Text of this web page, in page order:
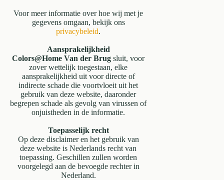
Voor meer informatie over hoe wij met je
gegevens omgaan, bekijk ons
privacybeleid.
Aansprakelijkheid
Colors@Home Van der Brug sluit, voor
zover wettelijk toegestaan, elke
aansprakelijkheid uit voor directe of
indirecte schade die voortvloeit uit het
gebruik van deze website, daaronder
begrepen schade als gevolg van virussen of
onjuistheden in de informatie.
Toepasselijk recht
Op deze disclaimer en het gebruik van
deze website is Nederlands recht van
toepassing. Geschillen zullen worden
voorgelegd aan de bevoegde rechter in
Nederland.